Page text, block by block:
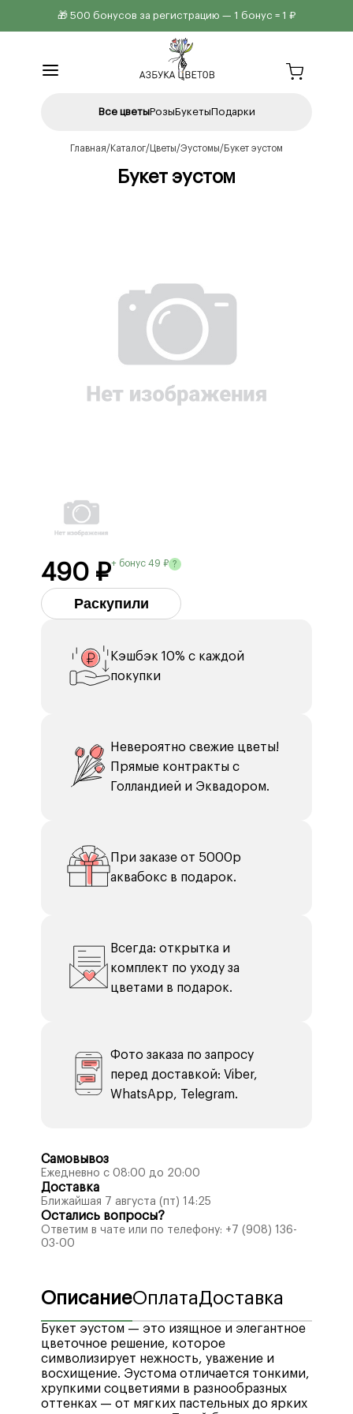
🎁 500 бонусов за регистрацию — 1 бонус = 1 ₽
Все цветыРозыБукетыПодарки
Главная Каталог Цветы Эустомы Букет эустом
Букет эустом
490 ₽+ бонус 49 ₽ ?
Раскупили
Кэшбэк 10% с каждой
покупки
Невероятно свежие цветы!
Прямые контракты с
Голландией и Эквадором.
При заказе от 5000р
аквабокс в подарок.
Всегда: открытка и
комплект по уходу за
цветами в подарок.
Фото заказа по запросу
перед доставкой: Viber,
WhatsApp, Telegram.
Самовывоз
Ежедневно с 08:00 до 20:00
Доставка
Ближайшая 7 августа (пт) 14:25
Остались вопросы?
Ответим в чате или по телефону: +7 (908) 136-
03-00
ОписаниеОплата Доставка
Букет эустом — это изящное и элегантное
цветочное решение, которое
символизирует нежность, уважение и
восхищение. Эустома отличается тонкими,
хрупкими соцветиями в разнообразных
оттенках — от мягких пастельных до ярких